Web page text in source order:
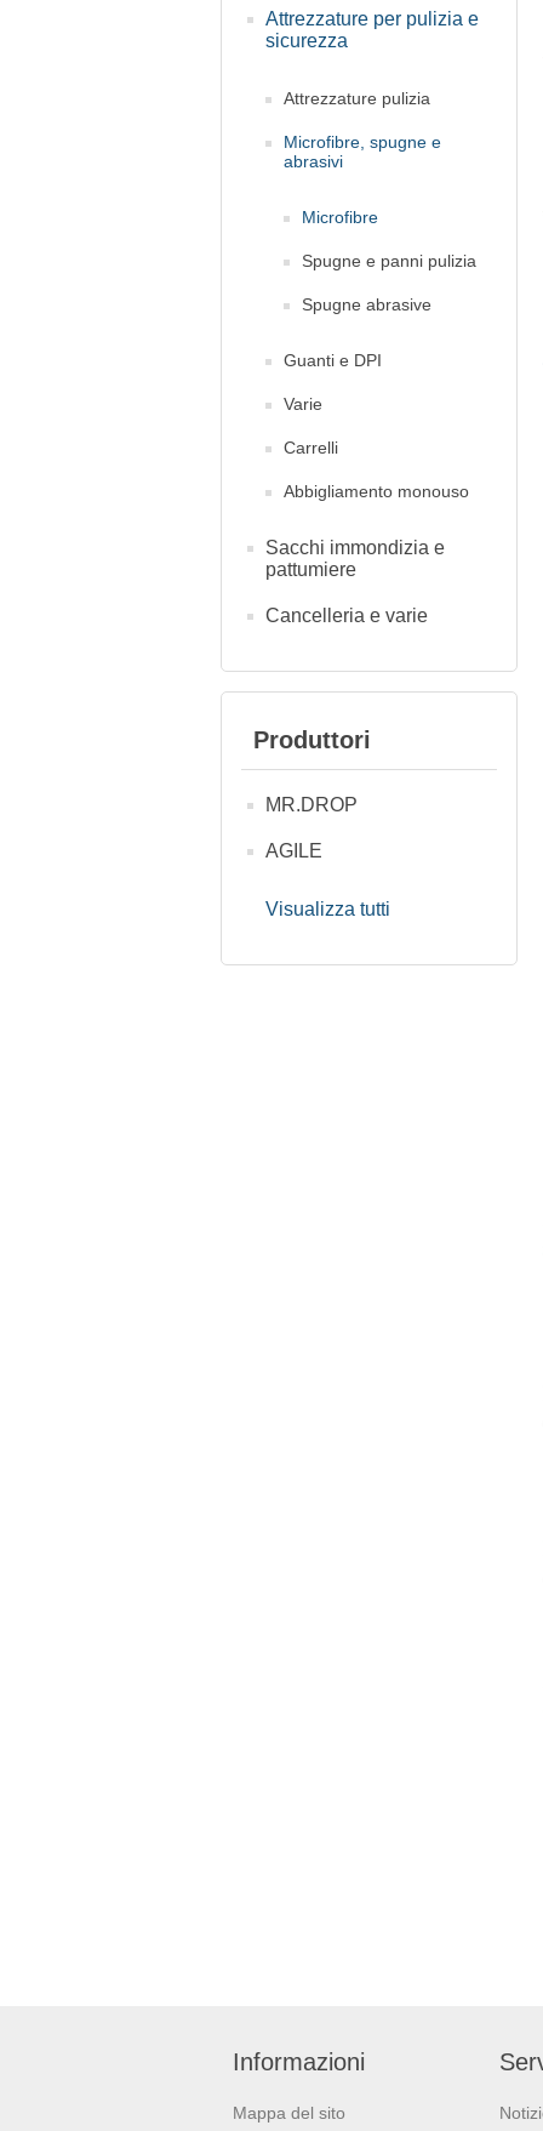
Attrezzature per pulizia e
sicurezza
Attrezzature pulizia
Microfibre, spugne e
abrasivi
Microfibre
Spugne e panni pulizia
Spugne abrasive
Guanti e DPI
Varie
Carrelli
Abbigliamento monouso
Sacchi immondizia e
pattumiere
Cancelleria e varie
Produttori
MR.DROP
AGILE
Visualizza tutti
Informazioni
Mappa del sito